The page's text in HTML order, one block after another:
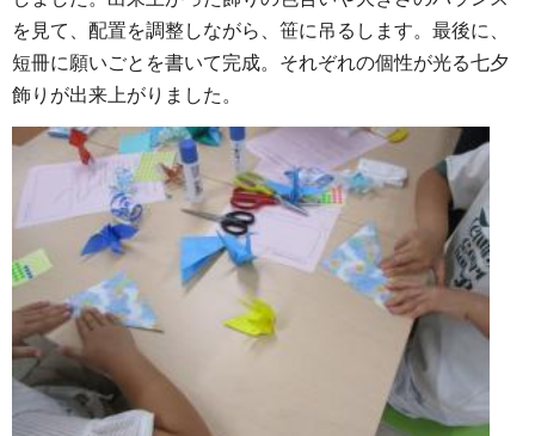
を見て、配置を調整しながら、笹に吊るします。最後に、
短冊に願いごとを書いて完成。それぞれの個性が光る七夕
飾りが出来上がりました。